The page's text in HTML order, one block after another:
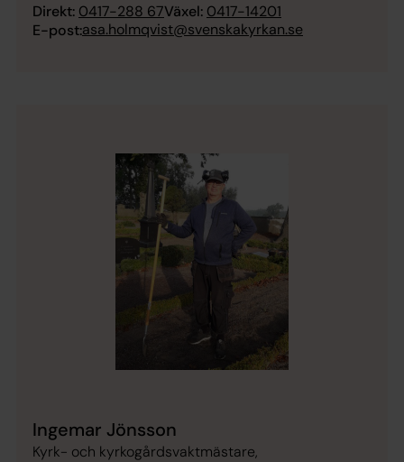
Direkt: 0417-288 67Växel: 0417-14201
E-post:asa.holmqvist@svenskakyrkan.se
Ingemar Jönsson
Kyrk- och kyrkogårdsvaktmästare,